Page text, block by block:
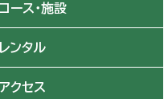
コース・施設
レンタル
アクセス